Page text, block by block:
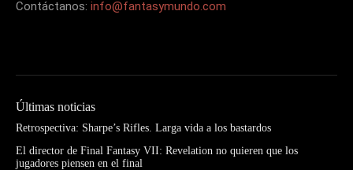
Contáctanos: info@fantasymundo.com
Últimas noticias
Retrospectiva: Sharpe’s Rifles. Larga vida a los bastardos
El director de Final Fantasy VII: Revelation no quieren que los
jugadores piensen en el final